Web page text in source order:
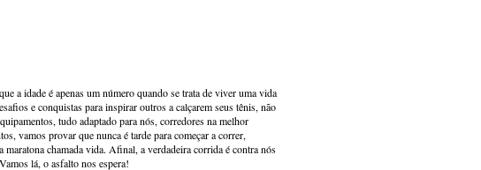
a idade é apenas um número quando se trata de viver uma vida
e conquistas para inspirar outros a calçarem seus tênis, não
tudo adaptado para nós, corredores na melhor
vamos provar que nunca é tarde para começar a correr,
chamada vida. Afinal, a verdadeira corrida é contra nós
lá, o asfalto nos espera!